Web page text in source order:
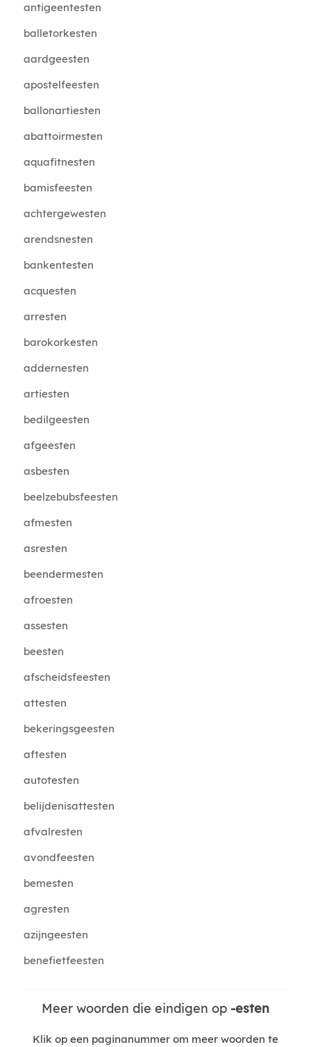
antigeentesten
balletorkesten
aardgeesten
apostelfeesten
ballonartiesten
abattoirmesten
aquafitnesten
bamisfeesten
achtergewesten
arendsnesten
bankentesten
acquesten
arresten
barokorkesten
addernesten
artiesten
bedilgeesten
afgeesten
asbesten
beelzebubsfeesten
afmesten
asresten
beendermesten
afroesten
assesten
beesten
afscheidsfeesten
attesten
bekeringsgeesten
aftesten
autotesten
belijdenisattesten
afvalresten
avondfeesten
bemesten
agresten
azijngeesten
benefietfeesten
Meer woorden die eindigen op -esten
Klik op een paginanummer om meer woorden te